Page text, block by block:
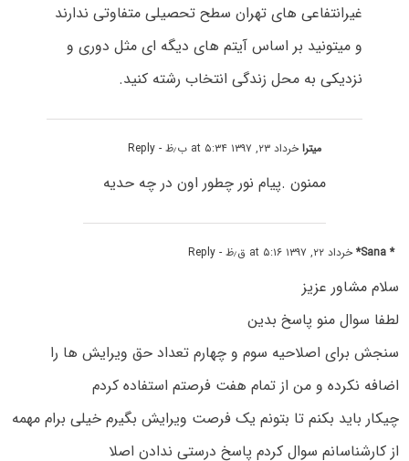
غیرانتفاعی های تهران سطح تحصیلی متفاوتی ندارند
و میتونید بر اساس آیتم های دیگه ای مثل دوری و
نزدیکی به محل زندگی انتخاب رشته کنید.
میتراخرداد ۲۳, ۱۳۹۷ at ۵:۳۴ ب٫ظ - Reply
ممنون .پیام نور چطور اون در چه حدیه
* Sana* خرداد ۲۲, ۱۳۹۷ at ۵:۱۶ ق٫ظ - Reply
سلام مشاور عزیز
لطفا سوال منو پاسخ بدین
سنجش برای اصلاحیه سوم و چهارم تعداد حق ویرایش ها را
اضافه نکرده و من از تمام هفت فرصتم استفاده کردم
چیکار باید بکنم تا بتونم یک فرصت ویرایش بگیرم خیلی برام مهمه
از کارشناسانم سوال کردم پاسخ درستی ندادن اصلا